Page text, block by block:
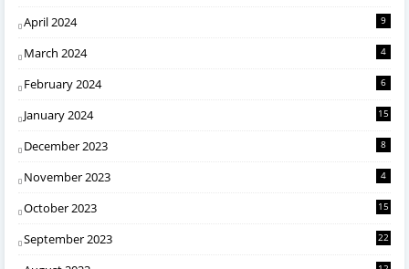
April 2024 9
March 2024 4
February 2024 6
January 2024 15
December 2023 8
November 2023 4
October 2023 15
September 2023 22